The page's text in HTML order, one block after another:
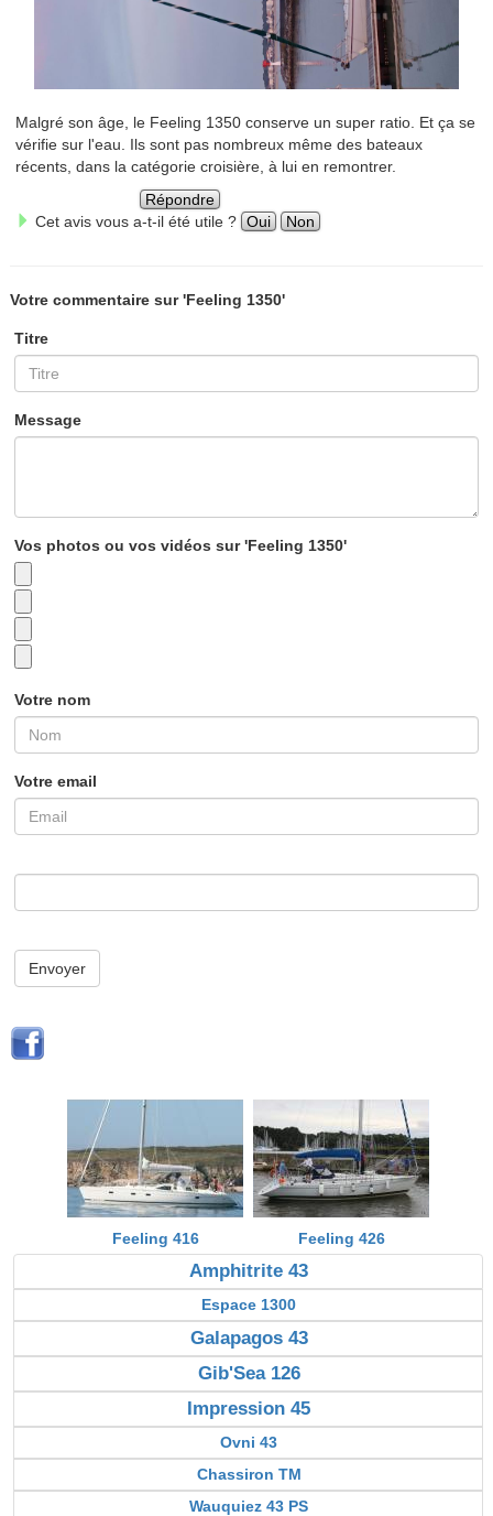
Malgré son âge, le Feeling 1350 conserve un super ratio. Et ça se
vérifie sur l'eau. Ils sont pas nombreux même des bateaux
récents, dans la catégorie croisière, à lui en remontrer.
Répondre
Cet avis vous a-t-il été utile ? Oui Non
Votre commentaire sur 'Feeling 1350'
Titre
Message
Vos photos ou vos vidéos sur 'Feeling 1350'
Votre nom
Votre email
Envoyer
Feeling 416 Feeling 426
Amphitrite 43
Espace 1300
Galapagos 43
Gib'Sea 126
Impression 45
Ovni 43
Chassiron TM
Wauquiez 43 PS